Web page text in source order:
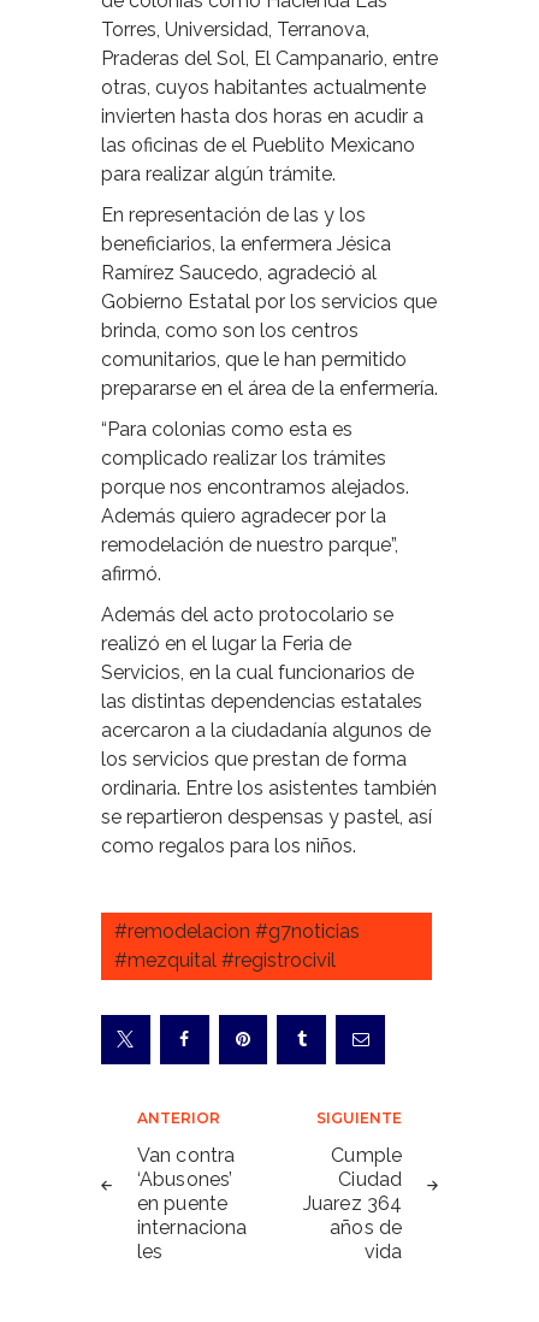
Torres, Universidad, Terranova,
Praderas del Sol, El Campanario, entre
otras, cuyos habitantes actualmente
invierten hasta dos horas en acudir a
las oficinas de el Pueblito Mexicano
para realizar algún trámite.
En representación de las y los
beneficiarios, la enfermera Jésica
Ramírez Saucedo, agradeció al
Gobierno Estatal por los servicios que
brinda, como son los centros
comunitarios, que le han permitido
prepararse en el área de la enfermería.
“Para colonias como esta es
complicado realizar los trámites
porque nos encontramos alejados.
Además quiero agradecer por la
remodelación de nuestro parque”,
afirmó.
Además del acto protocolario se
realizó en el lugar la Feria de
Servicios, en la cual funcionarios de
las distintas dependencias estatales
acercaron a la ciudadanía algunos de
los servicios que prestan de forma
ordinaria. Entre los asistentes también
se repartieron despensas y pastel, así
como regalos para los niños.
#remodelacion #g7noticias
#mezquital #registrocivil
Navegación
de
entradas
ANTERIOR
Van contra
‘Abusones’
en puente
internaciona
les
SIGUIENTE
Cumple
Ciudad
Juarez 364
años de
vida